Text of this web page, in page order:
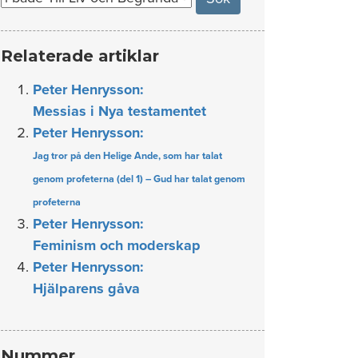
Relaterade artiklar
Peter Henrysson:
Messias i Nya testamentet
Peter Henrysson:
Jag tror på den Helige Ande, som har talat
genom profeterna (del 1) – Gud har talat genom
profeterna
Peter Henrysson:
Feminism och moderskap
Peter Henrysson:
Hjälparens gåva